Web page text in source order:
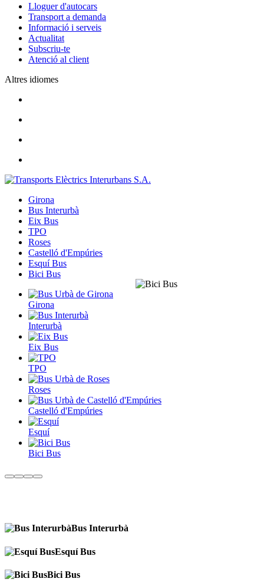
Lloguer d'autocars
Transport a demanda
Informació i serveis
Actualitat
Subscriu-te
Atenció al client
Altres idiomes
Girona
Bus Interurbà
Eix Bus
TPO
Roses
Castelló d'Empúries
Esquí Bus
Bici Bus
Girona
Interurbà
Eix Bus
TPO
Roses
Castelló d'Empúries
Esquí
Bici Bus
Bus Interurbà
Esquí Bus
Bici Bus